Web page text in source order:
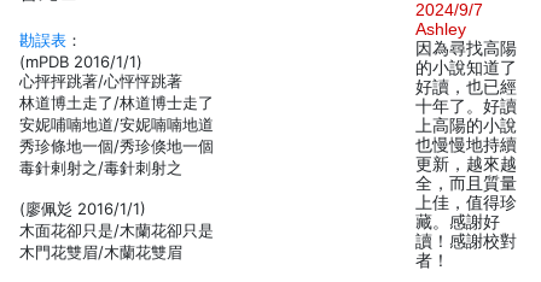
勘誤表 ：
(mPDB 2016/1/1)
心抨抨跳著/心怦怦跳著
林道博土走了/林道博士走了
安妮哺喃地道/安妮喃喃地道
秀珍條地一個/秀珍倏地一個
毒針剌射之/毒針刺射之
(廖佩彣 2016/1/1)
木面花卻只是/木蘭花卻只是
木門花雙眉/木蘭花雙眉
2024/9/7
Ashley
因為尋找高陽
的小說知道了
好讀，也已經
十年了。好讀
上高陽的小說
也慢慢地持續
更新，越來越
全，而且質量
上佳，值得珍
藏。感謝好
讀！感謝校對
者！